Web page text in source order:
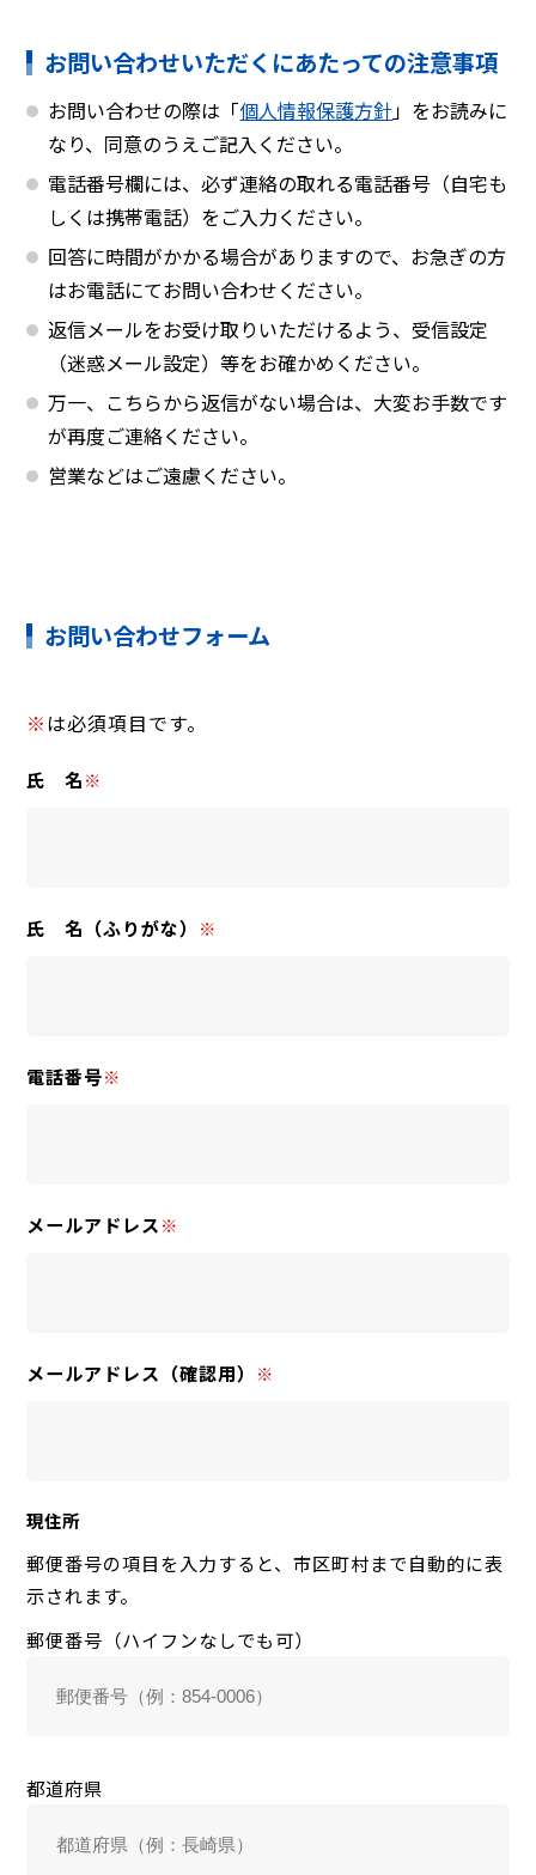
お問い合わせいただくにあたっての注意事項
お問い合わせの際は「個人情報保護方針」をお読みに
なり、同意のうえご記入ください。
電話番号欄には、必ず連絡の取れる電話番号（自宅も
しくは携帯電話）をご入力ください。
回答に時間がかかる場合がありますので、お急ぎの方
はお電話にてお問い合わせください。
返信メールをお受け取りいただけるよう、受信設定
（迷惑メール設定）等をお確かめください。
万一、こちらから返信がない場合は、大変お手数です
が再度ご連絡ください。
営業などはご遠慮ください。
お問い合わせフォーム
※は必須項目です。
氏 名※
氏 名（ふりがな） ※
電話番号※
メールアドレス※
メールアドレス（確認用） ※
現住所
郵便番号の項目を入力すると、市区町村まで自動的に表
示されます。
郵便番号（ハイフンなしでも可）
都道府県